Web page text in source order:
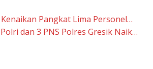
Pangkat Lima Personel…
dan 3 PNS Polres Gresik Naik…